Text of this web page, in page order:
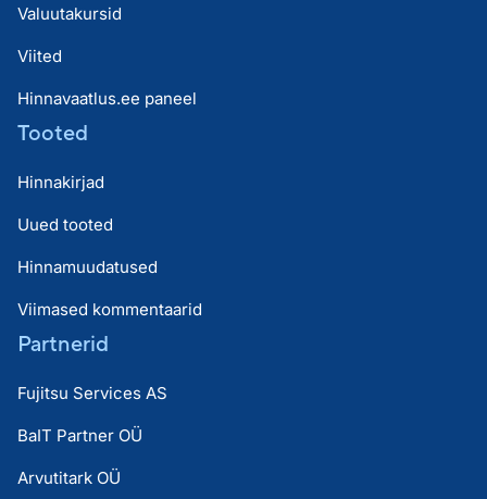
Valuutakursid
Viited
Hinnavaatlus.ee paneel
Tooted
Hinnakirjad
Uued tooted
Hinnamuudatused
Viimased kommentaarid
Partnerid
Fujitsu Services AS
BaIT Partner OÜ
Arvutitark OÜ